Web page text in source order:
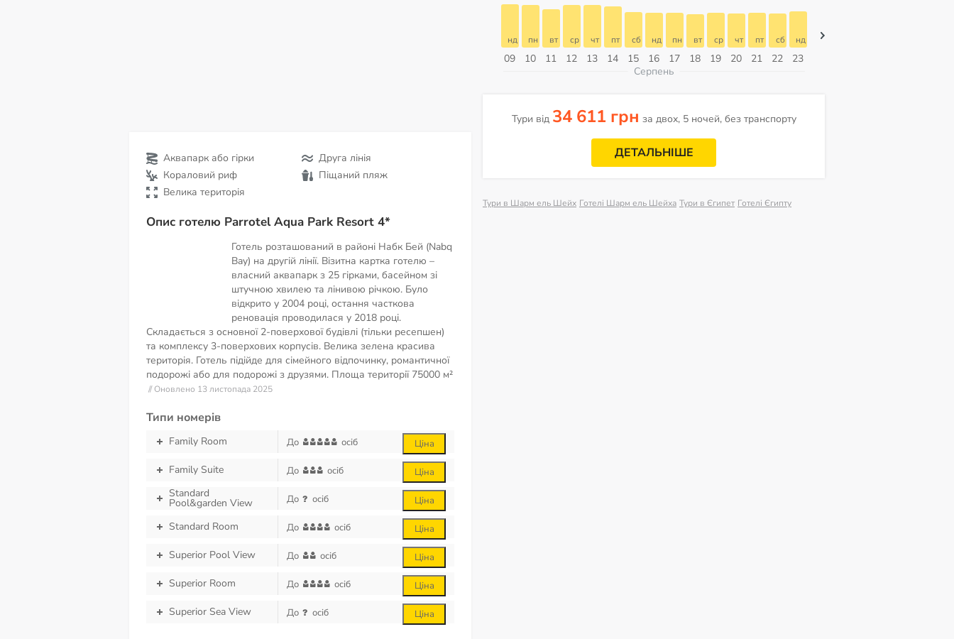
Аквапарк або гірки
Друга лінія
Кораловий риф
Піщаний пляж
Велика територія
Опис готелю Parrotel Aqua Park Resort 4*
Готель розташований в районі Набк Бей (Nabq
Bay) на другій лінії. Візитна картка готелю –
власний аквапарк з 25 гірками, басейном зі
штучною хвилею та лінивою річкою. Було
відкрито у 2004 році, остання часткова
реновація проводилася у 2018 році.
Складається з основної 2-поверхової будівлі (тільки ресепшен)
та комплексу 3-поверхових корпусів. Велика зелена красива
територія. Готель підійде для сімейного відпочинку, романтичної
подорожі або для подорожі з друзями. Площа території 75000 м²
// Оновлено 13 листопада 2025
Типи номерів
Family Room До осіб Ціна
Family Suite До осіб Ціна
Standard
Pool&garden View До осіб Ціна
Standard Room До осіб Ціна
Superior Pool View До осіб Ціна
Superior Room До осіб Ціна
Superior Sea View До осіб Ціна
09
нд
10
пн
11
вт
12
ср
13
чт
14
пт
15
сб
16
нд
17
пн
18
вт
19
ср
20
чт
21
пт
22
сб
23
нд
Серпень
Тури від 34 611 грн за двох, 5 ночей, без транспорту
ДЕТАЛЬНІШЕ
Тури в Шарм ель Шейх Готелі Шарм ель Шейха Тури в Єгипет Готелі Єгипту